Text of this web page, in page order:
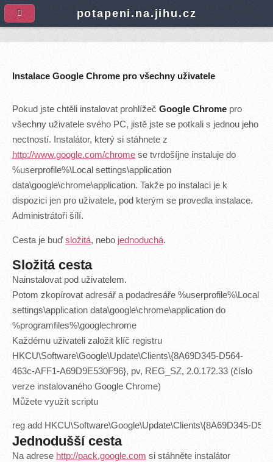
A
Instalace Google Chrome pro všechny uživatele
Pokud jste chtěli instalovat prohlížeč Google Chrome pro
všechny uživatele svého PC, jistě jste se potkali s jednou jeho
nectností. Instalátor, který si stáhnete z
http://www.google.com/chrome se tvrdošíjne instaluje do
%userprofile%\Local settings\application
data\google\chrome\application. Takže po instalaci je k
dispozici jen pro uživatele, pod kterým se provedla instalace.
Administrátoři šílí.
Cesta je buďsložitá, nebo jednoduchá.
Složitá cesta
Nainstalovat pod uživatelem.
Potom zkopírovat adresář a podadresáře %userprofile%\Local
settings\application data\google\chrome\application do
%programfiles%\googlechrome
Každému uživateli založit klíč registru
HKCU\Software\Google\Update\Clients\{8A69D345-D564-
463c-AFF1-A69D9E530F96}, pv, REG_SZ, 2.0.172.33 (číslo
verze instalovaného Google Chrome)
Můžete využít scriptu
reg add HKCU\Software\Google\Update\Clients\{8A69D345-
Jednodušší cesta
Na adrese http://pack.google.com si stáhněte instalátor
potapeni.na.jihu.cz